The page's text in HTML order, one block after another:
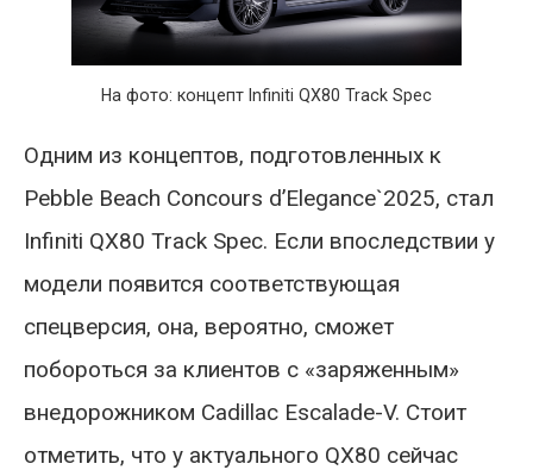
На фото: концепт Infiniti QX80 Track Spec
Одним из концептов, подготовленных к
Pebble Beach Concours d’Elegance`2025, стал
Infiniti QX80 Track Spec. Если впоследствии у
модели появится соответствующая
спецверсия, она, вероятно, сможет
побороться за клиентов с «заряженным»
внедорожником Cadillac Escalade-V. Стоит
отметить, что у актуального QX80 сейчас